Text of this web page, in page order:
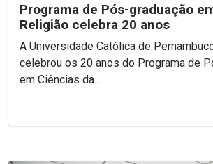
Programa de Pós-graduação
Religião celebra 20 anos
A Universidade Católica de
celebrou os 20 anos do Programa de
em Ciências da...